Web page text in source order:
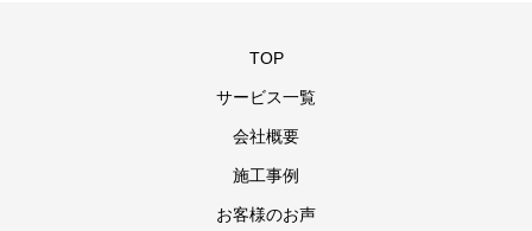
TOP
サービス一覧
会社概要
施工事例
お客様のお声